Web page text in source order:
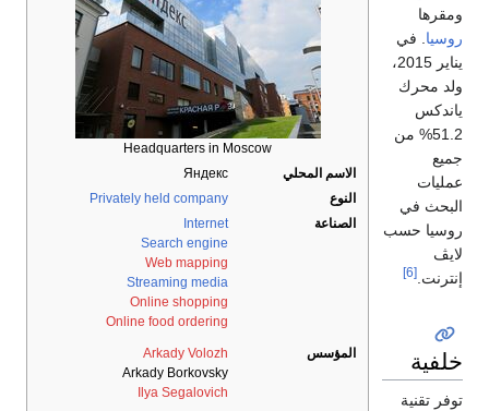
Headquarters in Moscow
الاسم المحلي
Яндекс
النوع
Privately held company
الصناعة
Internet
Search engine
Web mapping
Streaming media
Online shopping
Online food ordering
المؤسس
Arkady Volozh
Arkady Borkovsky
Ilya Segalovich
ومقرها
روسيا . في
يناير 2015،
ولد محرك
ياندكس
51.2% من
جميع
عمليات
البحث في
روسيا حسب
لايڤ
إنترنت. [6]
خلفية
توفر تقنية